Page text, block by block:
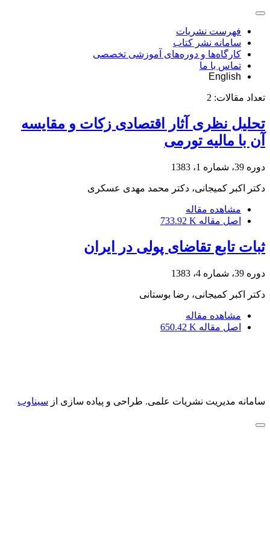
فهرست نشریات
سامانه نشر کتاب
کارگاه‌ها و دوره‌های آموزشی تخصصی
تماس با ما
English
تعداد مقالات: 2
تحلیل نظری آثار اقتصادی زکات و مقایسه
آن با مالیه تورمی
دوره 39، شماره 1، 1383
دکتر اکبر کمیجانى، دکتر محمد مهدى عسکرى
مشاهده مقاله
اصل مقاله 733.92 K
ثبات تابع تقاضای پولی در ایران
دوره 39، شماره 4، 1383
دکتر اکبر کمیجانى، رضا بوستانى
مشاهده مقاله
اصل مقاله 650.42 K
سامانه مدیریت نشریات علمی. طراحی و پیاده سازی از سیناوب